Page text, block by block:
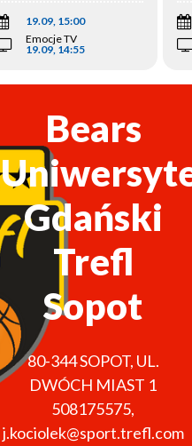
19.09, 15:00
Emocje TV
19.09, 14:55
Bears
Gdański
Trefl
Sopot
80-344SOPOT, UL.
DWÓCH MIAST 1
508175575,
j.kociolek@sport.trefl.com